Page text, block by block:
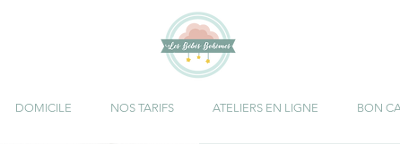
DOMICILE NOS TARIFS ATELIERS EN LIGNE BON